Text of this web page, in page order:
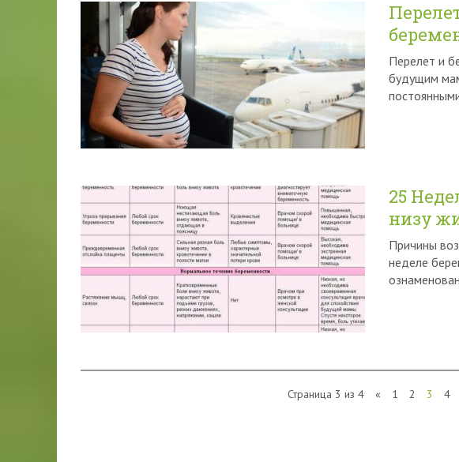
Перелет и
будущим
25
низу
Причины
неделе
Страница 3 из 4 « 1 2 3 4